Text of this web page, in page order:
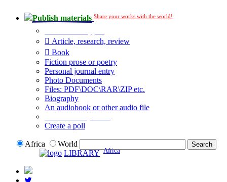
Publish materials Share your works with the world!
Article, research, review
Book
Fiction prose or poetry
Personal journal entry
Photo Documents
Files: PDF\DOC\RAR\ZIP etc.
Biography
An audiobook or other audio file
Create a poll
Africa
World
LIBRARY Africa